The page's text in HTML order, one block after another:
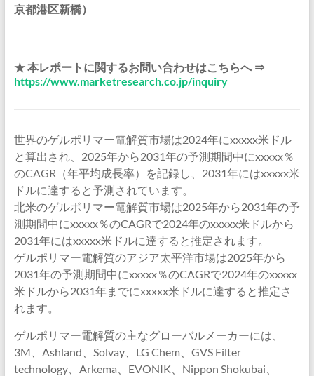
京都港区新橋）
★ 本レポートに関するお問い合わせはこちらへ ⇒
https://www.marketresearch.co.jp/inquiry
世界のゲルポリマー電解質市場は2024年にxxxxx米ドル
と算出され、2025年から2031年の予測期間中にxxxxx％
のCAGR（年平均成長率）を記録し、2031年にはxxxxx米
ドルに達すると予測されています。
北米のゲルポリマー電解質市場は2025年から2031年の予
測期間中にxxxxx％のCAGRで2024年のxxxxx米ドルから
2031年にはxxxxx米ドルに達すると推定されます。
ゲルポリマー電解質のアジア太平洋市場は2025年から
2031年の予測期間中にxxxxx％のCAGRで2024年のxxxxx
米ドルから2031年までにxxxxx米ドルに達すると推定さ
れます。
ゲルポリマー電解質の主なグローバルメーカーには、
3M、Ashland、Solvay、LG Chem、GVS Filter
technology、Arkema、EVONIK、Nippon Shokubai、